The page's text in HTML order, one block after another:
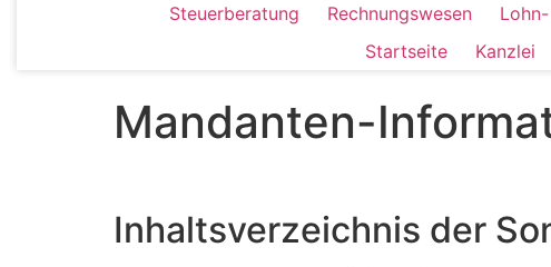
Steuerberatung Rechnungswesen
Startseite
Kanzlei
Mandanten-
Inhaltsverzeichnis der